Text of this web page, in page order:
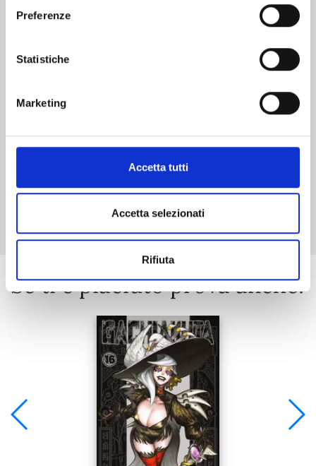
Preferenze
Statistiche
Marketing
Accetta tutti
Accetta selezionati
Rifiuta
FOUR KNIGHTS OF THE APOCALYPSE n. 23
Mostra tutto
Se ti è piaciuto prova anche: